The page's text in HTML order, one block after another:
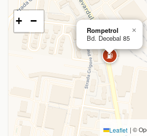
⛽
Rompetrol
Bd. Decebal 85
×
+ −
Leaflet | ©